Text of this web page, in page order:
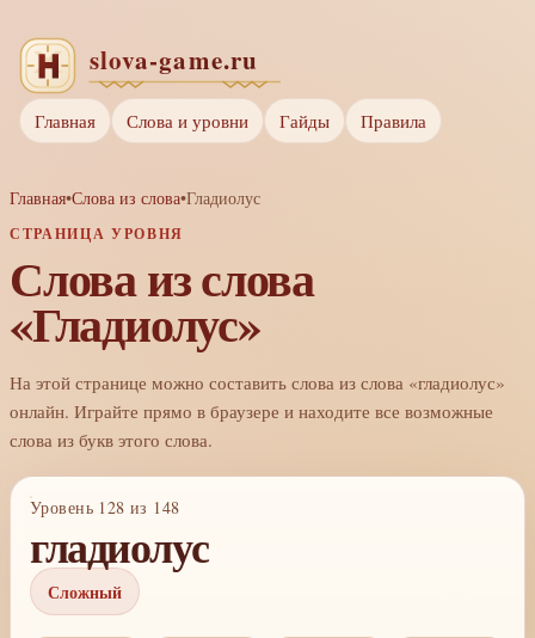
Главная Слова и уровни Гайды Правила
Главная•Слова из слова•Гладиолус
СТРАНИЦА УРОВНЯ
Слова из слова
«Гладиолус»
На этой странице можно составить слова из слова «гладиолус»
онлайн. Играйте прямо в браузере и находите все возможные
слова из букв этого слова.
Уровень 128 из 148
гладиолус
Сложный